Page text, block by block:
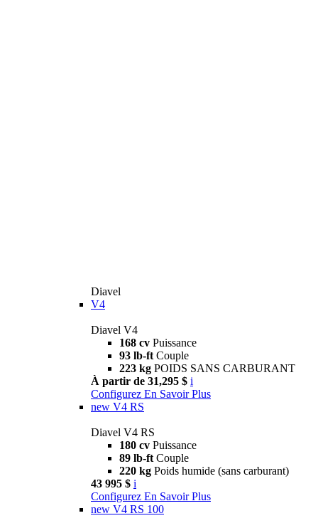
Diavel
V4
Diavel V4
168 cv Puissance
93 lb-ft Couple
223 kg POIDS SANS CARBURANT
À partir de 31,295 $ i
Configurez En Savoir Plus
new V4 RS
Diavel V4 RS
180 cv Puissance
89 lb-ft Couple
220 kg Poids humide (sans carburant)
43 995 $ i
Configurez En Savoir Plus
new V4 RS 100